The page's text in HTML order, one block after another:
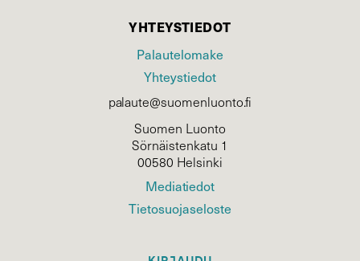
YHTEYSTIEDOT
Palautelomake
Yhteystiedot
palaute@suomenluonto.fi
Suomen Luonto
Sörnäistenkatu 1
00580 Helsinki
Mediatiedot
Tietosuojaseloste